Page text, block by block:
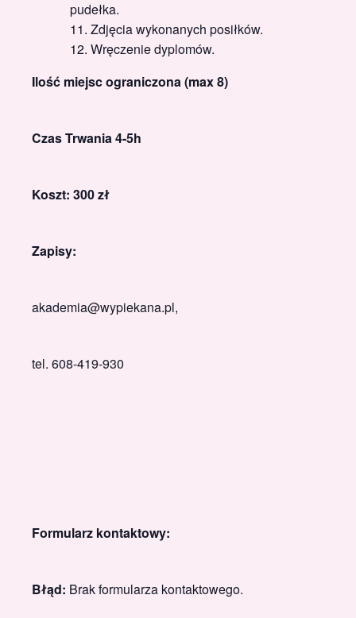
pudełka.
Zdjęcia wykonanych posiłków.
Wręczenie dyplomów.
Ilość miejsc ograniczona (max 8)
Czas Trwania 4-5h
Koszt: 300 zł
Zapisy:
akademia@wypiekana.pl,
tel. 608-419-930
Formularz kontaktowy:
Błąd: Brak formularza kontaktowego.